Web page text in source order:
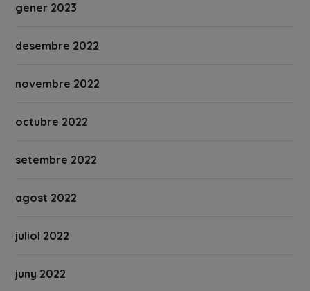
gener 2023
desembre 2022
novembre 2022
octubre 2022
setembre 2022
agost 2022
juliol 2022
juny 2022